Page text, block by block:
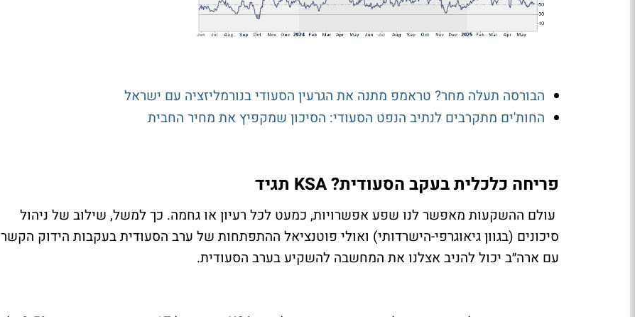
הבורסה תעלה מחר? טראמפ מתנה את הגרעין הסעודי בנורמליזציה עם ישראל
החות'ים מתקרבים לנתיב הנפט הסעודי: הסיכון שמקפיץ את מחיר החבית
פריחה כלכלית בעקב הסעודית?KSA תגיד
עולם ההשקעות מאפשר לנו שפע אפשרויות, כמעט לכל רעיון או גחמה. כך למשל, שילוב של ניהול
סיכונים (בגוון גיאוגרפי-הישרדותי) ואולי פוטנציאל ההתפתחות של ערב הסעודית בעקבות הידוק הקשר
עם ארה״ב יכול להניב אצלנו את המחשבה להשקיע בערב הסעודית.